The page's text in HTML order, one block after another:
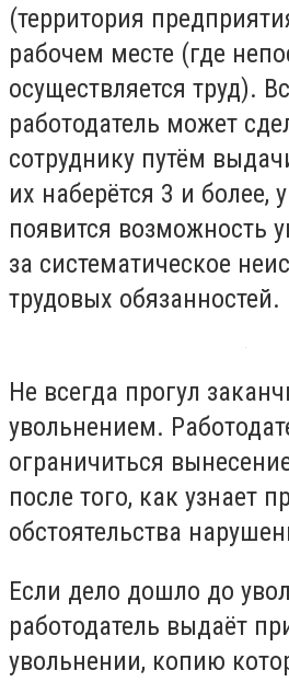
(территория
рабочем месте (где
осуществляется труд).
работодатель может
сотруднику путём
их наберётся 3 и более,
появится возможность
за систематическое
трудовых обязанностей.
Не всегда прогул
увольнением.
ограничиться
после того, как узнает
обстоятельства
Если дело дошло до
работодатель выдаёт
увольнении, копию